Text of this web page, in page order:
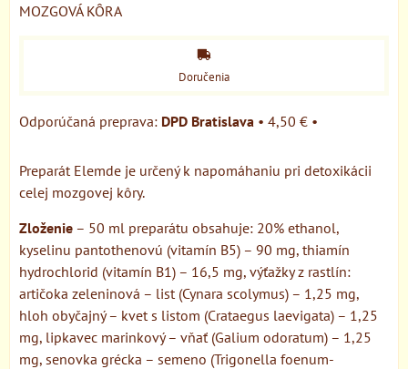
MOZGOVÁ KÔRA
Doručenia
DPD Bratislava • 4,50 € •
Preparát Elemde je určený k napomáhaniu pri detoxikácii
celej mozgovej kôry.
Zloženie – 50 ml preparátu obsahuje: 20% ethanol,
kyselinu pantothenovú (vitamín B5) – 90 mg, thiamín
hydrochlorid (vitamín B1) – 16,5 mg, výťažky z rastlín:
artičoka zeleninová – list (Cynara scolymus) – 1,25 mg,
hloh obyčajný – kvet s listom (Crataegus laevigata) – 1,25
mg, lipkavec marinkový – vňať (Galium odoratum) – 1,25
mg, senovka grécka – semeno (Trigonella foenum-